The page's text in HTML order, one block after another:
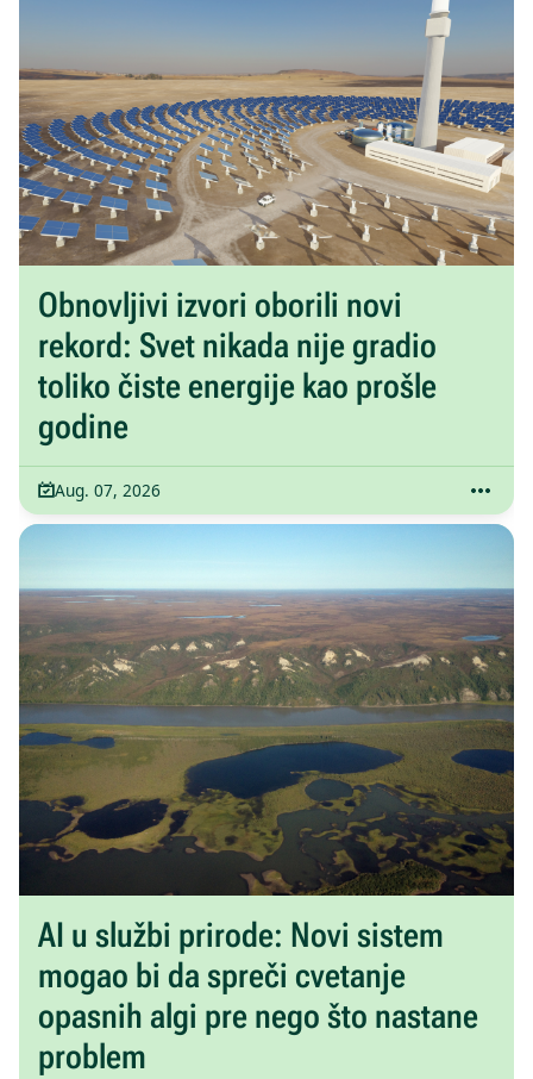
Obnovljivi izvori oborili novi
rekord: Svet nikada nije gradio
toliko čiste energije kao prošle
godine
Aug. 07, 2026
AI u službi prirode: Novi sistem
mogao bi da spreči cvetanje
opasnih algi pre nego što nastane
problem